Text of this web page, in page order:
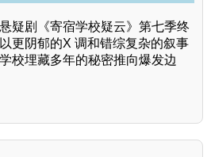
疑剧《寄宿学校疑云》第七季终
更阴郁的X 调和错综复杂的叙事
校埋藏多年的秘密推向爆发边